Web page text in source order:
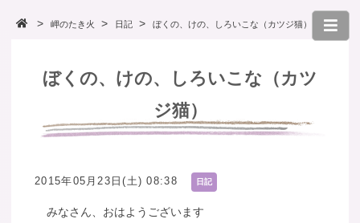
岬のたき火 日記 ぼくの、けの、しろいこな（カツジ猫）
ぼくの、けの、しろいこな（カツ
ジ猫）
2015年05月23日(土) 08:38 日記
みなさん、おはようございます